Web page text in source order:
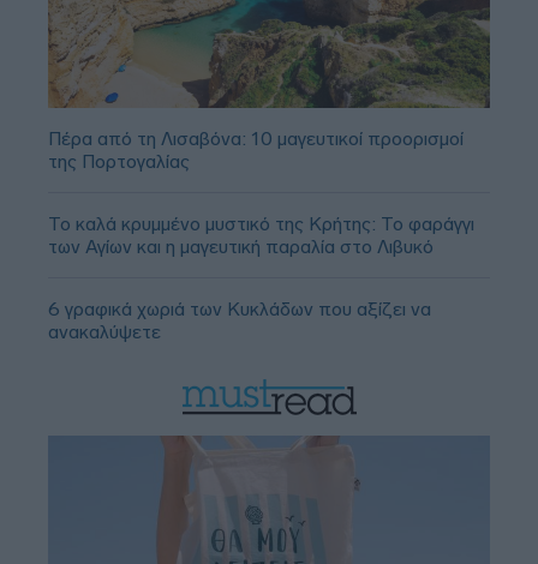
Πέρα από τη Λισαβόνα: 10 μαγευτικοί προορισμοί
της Πορτογαλίας
Το καλά κρυμμένο μυστικό της Κρήτης: Το φαράγγι
των Αγίων και η μαγευτική παραλία στο Λιβυκό
6 γραφικά χωριά των Κυκλάδων που αξίζει να
ανακαλύψετε